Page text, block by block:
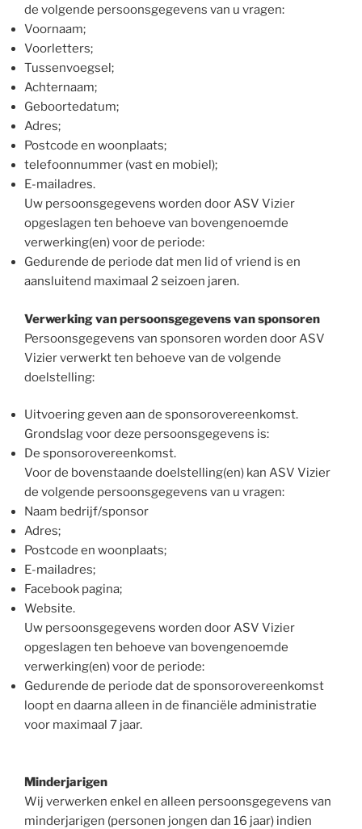
de volgende persoonsgegevens van u vragen:
Voornaam;
Voorletters;
Tussenvoegsel;
Achternaam;
Geboortedatum;
Adres;
Postcode en woonplaats;
telefoonnummer (vast en mobiel);
E-mailadres.
Uw persoonsgegevens worden door ASV Vizier
opgeslagen ten behoeve van bovengenoemde
verwerking(en) voor de periode:
Gedurende de periode dat men lid of vriend is en
aansluitend maximaal 2 seizoen jaren.
Verwerking van persoonsgegevens van sponsoren
Persoonsgegevens van sponsoren worden door ASV
Vizier verwerkt ten behoeve van de volgende
doelstelling:
Uitvoering geven aan de sponsorovereenkomst.
Grondslag voor deze persoonsgegevens is:
De sponsorovereenkomst.
Voor de bovenstaande doelstelling(en) kan ASV Vizier
de volgende persoonsgegevens van u vragen:
Naam bedrijf/sponsor
Adres;
Postcode en woonplaats;
E-mailadres;
Facebook pagina;
Website.
Uw persoonsgegevens worden door ASV Vizier
opgeslagen ten behoeve van bovengenoemde
verwerking(en) voor de periode:
Gedurende de periode dat de sponsorovereenkomst
loopt en daarna alleen in de financiële administratie
voor maximaal 7 jaar.
Minderjarigen
Wij verwerken enkel en alleen persoonsgegevens van
minderjarigen (personen jongen dan 16 jaar) indien